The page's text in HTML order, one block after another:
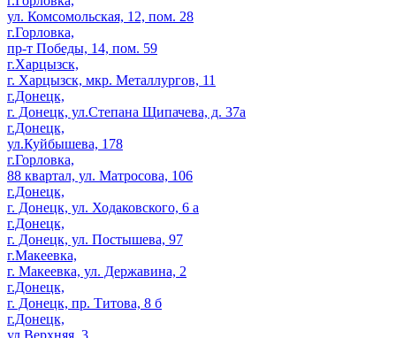
ул. Комсомольская, 12, пом. 28
г.Горловка,
пр-т Победы, 14, пом. 59
г.Харцызск,
г. Харцызск, мкр. Металлургов, 11
г.Донецк,
г. Донецк, ул.Степана Щипачева, д. 37а
г.Донецк,
ул.Куйбышева, 178
г.Горловка,
88 квартал, ул. Матросова, 106
г.Донецк,
г. Донецк, ул. Ходаковского, 6 а
г.Донецк,
г. Донецк, ул. Постышева, 97
г.Макеевка,
г. Макеевка, ул. Державина, 2
г.Донецк,
г. Донецк, пр. Титова, 8 б
г.Донецк,